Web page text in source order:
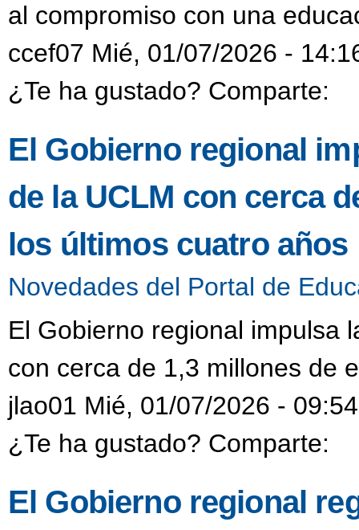
al compromiso con una
ccef07 Mié, 01/07/2026 -
¿Te ha gustado? Comparte:
El Gobierno regional
de la UCLM con cerca
los últimos cuatro años
Novedades del Portal de
El Gobierno regional impulsa
con cerca de 1,3 millones de
jlao01 Mié, 01/07/2026 - 09:54
¿Te ha gustado? Comparte:
El Gobierno regional